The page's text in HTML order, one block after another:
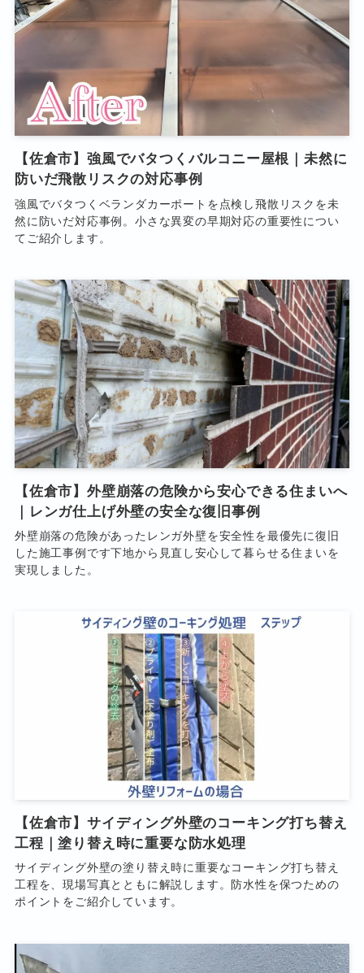
【佐倉市】強風でバタつくバルコニー屋根｜未然に
防いだ飛散リスクの対応事例
強風でバタつくベランダカーポートを点検し飛散リスクを未
然に防いだ対応事例。小さな異変の早期対応の重要性につい
てご紹介します。
【佐倉市】外壁崩落の危険から安心できる住まいへ
｜レンガ仕上げ外壁の安全な復旧事例
外壁崩落の危険があったレンガ外壁を安全性を最優先に復旧
した施工事例です下地から見直し安心して暮らせる住まいを
実現しました。
【佐倉市】サイディング外壁のコーキング打ち替え
工程｜塗り替え時に重要な防水処理
サイディング外壁の塗り替え時に重要なコーキング打ち替え
工程を、現場写真とともに解説します。防水性を保つための
ポイントをご紹介しています。